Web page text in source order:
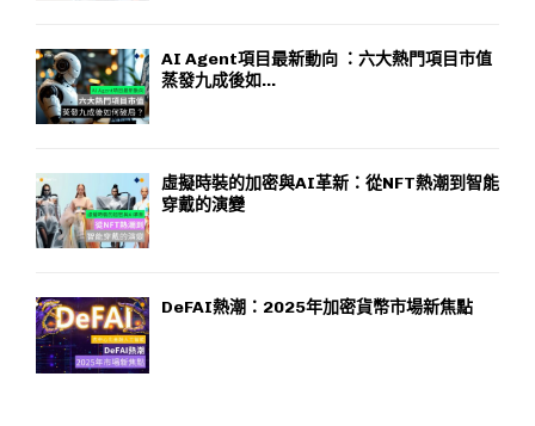
AI Agent項目最新動向 ：六大熱門項目市值
蒸發九成後如...
虛擬時裝的加密與AI革新：從NFT熱潮到智能
穿戴的演變
DeFAI熱潮：2025年加密貨幣市場新焦點